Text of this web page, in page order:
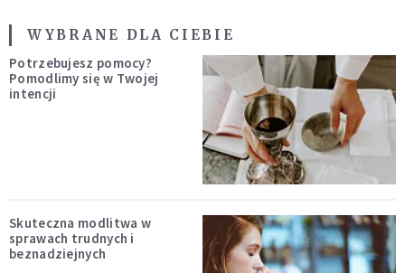
WYBRANE DLA CIEBIE
Potrzebujesz pomocy?
Pomodlimy się w Twojej
intencji
Skuteczna modlitwa w
sprawach trudnych i
beznadziejnych